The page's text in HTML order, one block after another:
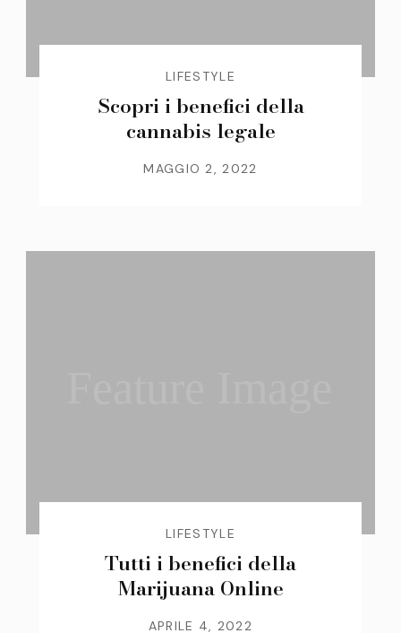
LIFESTYLE
Scopri i benefici della
cannabis legale
MAGGIO 2, 2022
LIFESTYLE
Tutti i benefici della
Marijuana Online
APRILE 4, 2022